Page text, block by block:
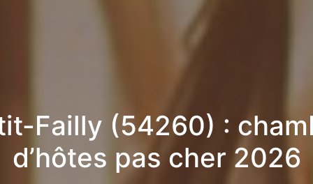
Failly (54260) :
d’hôtes pas cher 2026